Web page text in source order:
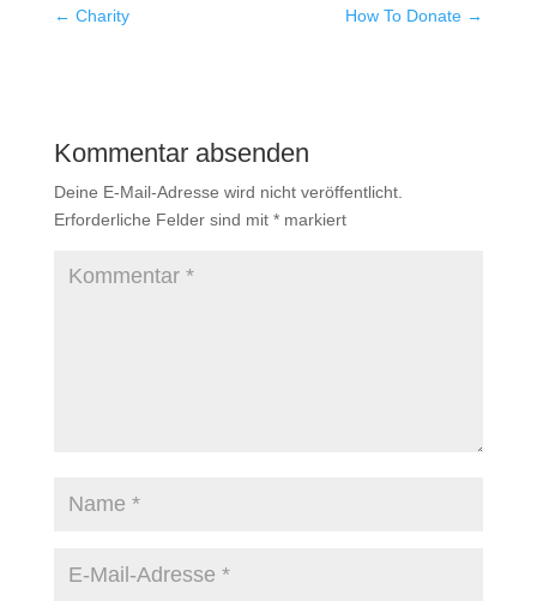
← Charity How To Donate →
Kommentar absenden
Deine E-Mail-Adresse wird nicht veröffentlicht.
Erforderliche Felder sind mit *markiert